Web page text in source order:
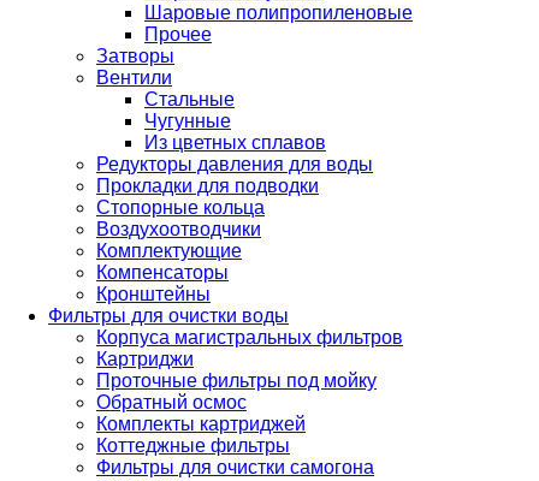
Шаровые полипропиленовые
Прочее
Затворы
Вентили
Стальные
Чугунные
Из цветных сплавов
Редукторы давления для воды
Прокладки для подводки
Стопорные кольца
Воздухоотводчики
Комплектующие
Компенсаторы
Кронштейны
Фильтры для очистки воды
Корпуса магистральных фильтров
Картриджи
Проточные фильтры под мойку
Обратный осмос
Комплекты картриджей
Коттеджные фильтры
Фильтры для очистки самогона